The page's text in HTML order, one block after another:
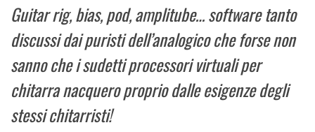
Guitar rig, bias, pod, amplitube… software tanto
discussi dai puristi dell’analogico che forse non
sanno che i sudetti processori virtuali per
chitarra nacquero proprio dalle esigenze degli
stessi chitarristi!